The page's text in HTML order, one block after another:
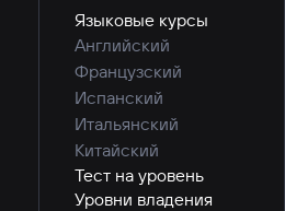
Языковые курсы
Английский
Французский
Испанский
Итальянский
Китайский
Тест на уровень
Уровни владения